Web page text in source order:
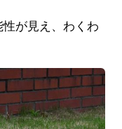
が見え、わくわ